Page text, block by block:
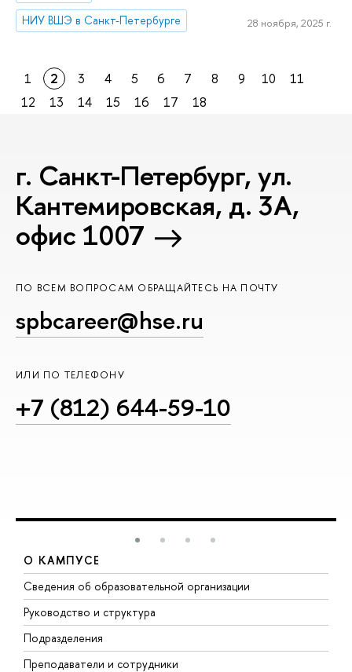
НИУ ВШЭ в Санкт-Петербурге
28 ноября, 2025 г.
1 2 3 4 5 6 7 8 9 10
11
12
13 14 15 16 17 18
г. Санкт-Петербург, ул.
Кантемировская, д. 3А,
офис 1007
ПО ВСЕМ ВОПРОСАМ ОБРАЩАЙТЕСЬ НА ПОЧТУ
spbcareer@hse.ru
ИЛИ ПО ТЕЛЕФОНУ
+7 (812) 644-59-10
О КАМПУСЕ
Сведения об образовательной организации
Руководство и структура
Подразделения
Преподаватели и сотрудники